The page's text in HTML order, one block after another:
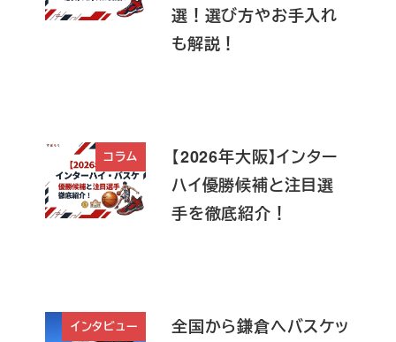
選！選び方やお手入れ
も解説！
コラム
【2026年大阪】インター
ハイ優勝候補と注目選
手を徹底紹介！
インタビュー
全国から鎌倉へバスケッ